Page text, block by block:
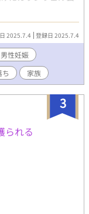
ず、ひたすら愛を
心を溶かしてい
らみが立ちはだか
得て、奇跡を紡ぎ
R18には※付けて
2025.7.4 登録日 2025.7.4
男性妊娠
ち 家族
3
られる